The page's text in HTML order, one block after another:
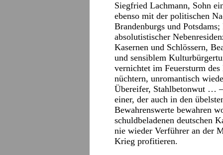
Siegfried Lachmann, Sohn
ebenso mit der politischen
Brandenburgs und
absolutistischer
Kasernen und Schlössern,
und sensiblem
vernichtet im Feuersturm
nüchtern, unromantisch
Übereifer, Stahlbetonwut …
einer, der auch in den
Bewahrenswerte bewahren
schuldbeladenen deutschen
nie wieder Verführer an der
Krieg profitieren.